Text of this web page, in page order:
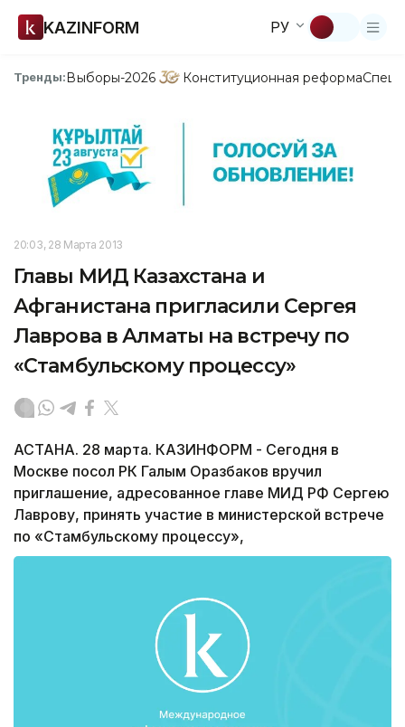
KAZINFORM РУ
Тренды:Выборы-2026 Конституционная реформа
20:03, 28 Марта 2013
Главы МИД Казахстана и
Афганистана пригласили Сергея
Лаврова в Алматы на встречу по
«Стамбульскому процессу»
АСТАНА. 28 марта. КАЗИНФОРМ - Сегодня в
Москве посол РК Галым Оразбаков вручил
приглашение, адресованное главе МИД РФ Сергею
Лаврову, принять участие в министерской встрече
по «Стамбульскому процессу»,